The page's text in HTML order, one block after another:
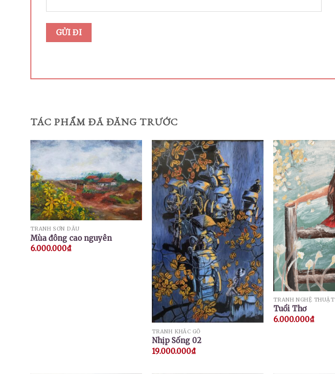
TÁC PHẨM ĐÃ ĐĂNG TRƯỚC
TRANH SƠN DẦU
Mùa đông cao nguyên
6.000.000₫
TRANH KHẮC GỖ
Nhịp Sống 02
19.000.000₫
TRANH NGHỆ THUẬT
Tuổi Thơ
6.000.000₫